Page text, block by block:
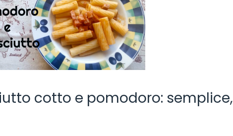
cotto e pomodoro: semplice,